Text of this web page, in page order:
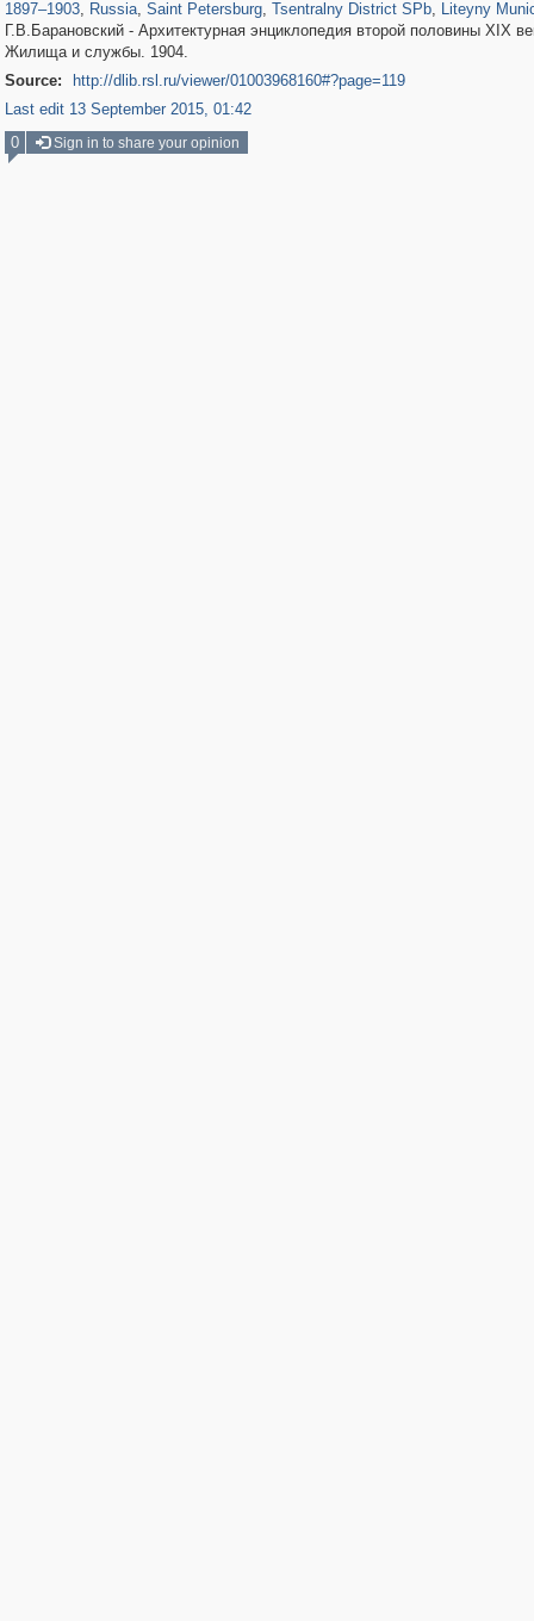
1897–1903, Russia, Saint Petersburg, Tsentralny District SPb, Liteyny
Г.В.Барановский - Архитектурная энциклопедия второй половины XIX
Жилища и службы. 1904.
Source:
http://dlib.rsl.ru/viewer/01003968160#?page=119
Last edit 13 September 2015, 01:42
0
Sign in to share your opinion